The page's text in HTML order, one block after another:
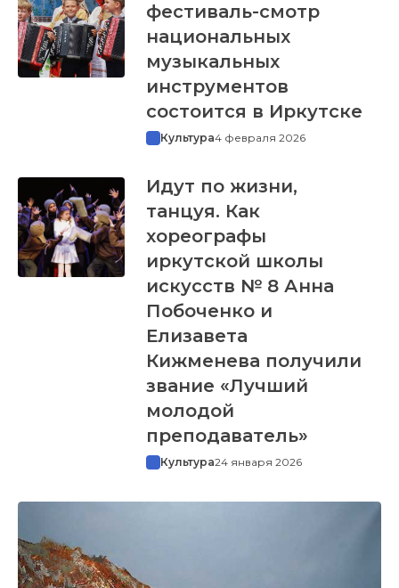
фестиваль-смотр
национальных
музыкальных
инструментов
состоится в Иркутске
Культура4 февраля 2026
Идут по жизни,
танцуя. Как
хореографы
иркутской школы
искусств № 8 Анна
Побоченко и
Елизавета
Кижменева получили
звание «Лучший
молодой
преподаватель»
Культура24 января 2026